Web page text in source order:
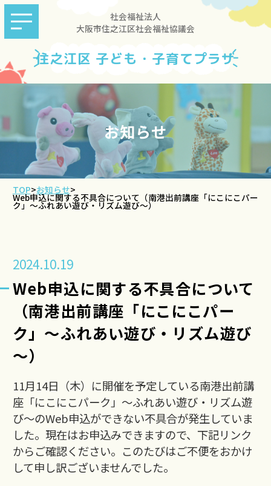
社会福祉法人
大阪市住之江区社会福祉協議会
住之江区 子ども・子育てプラザ
お知らせ
TOP>お知らせ>
Web申込に関する不具合について（南港出前講座「にこにこパー
ク」～ふれあい遊び・リズム遊び～）
2024.10.19
Web申込に関する不具合について
（南港出前講座「にこにこパー
ク」～ふれあい遊び・リズム遊び
～）
11月14日（木）に開催を予定している南港出前講
座「にこにこパーク」～ふれあい遊び・リズム遊
び～のWeb申込ができない不具合が発生していま
した。現在はお申込みできますので、下記リンク
からご確認ください。このたびはご不便をおかけ
して申し訳ございませんでした。